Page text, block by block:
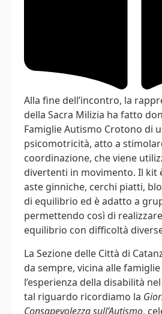
Alla fine dell’incontro, la
della Sacra Milizia ha fatto
Famiglie Autismo Crotono di
psicomotricità, atto a
coordinazione, che viene
divertenti in movimento. Il kit
aste ginniche, cerchi piatti,
di equilibrio ed è adatto a
permettendo così di
equilibrio con difficoltà
La Sezione delle Città di
da sempre, vicina alle
l’esperienza della disabilità
tal riguardo ricordiamo la
Consapevolezza sull’Autismo,